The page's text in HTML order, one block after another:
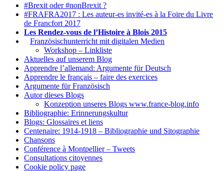
#Brexit oder #nonBrexit ?
#FRAFRA2017 : Les auteur-es invité-es à la Foire du Livre
de Francfort 2017
Les Rendez-vous de l’Histoire à Blois 2015
Französischunterricht mit digitalen Medien
Workshop – Linkliste
Aktuelles auf unserem Blog
Apprendre l’allemand: Argumente für Deutsch
Apprendre le français – faire des exercices
Argumente für Französisch
Autor dieses Blogs
Konzeption unseres Blogs www.france-blog.info
Bibliographie: Erinnerungskultur
Blogs: Glossaires et liens
Centenaire: 1914-1918 – Bibliographie und Sitographie
Chansons
Conférence à Montpellier – Tweets
Consultations citoyennes
Cookie policy page